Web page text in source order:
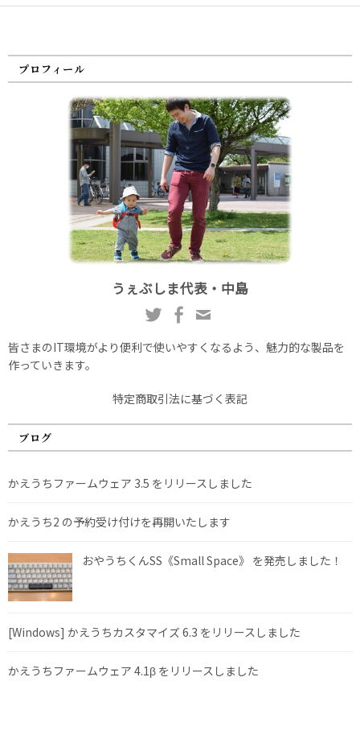
プロフィール
うぇぶしま代表・中島
皆さまのIT環境がより便利で使いやすくなるよう、魅力的な製品を
作っていきます。
特定商取引法に基づく表記
ブログ
かえうちファームウェア 3.5 をリリースしました
かえうち2 の予約受け付けを再開いたします
おやうちくんSS《Small Space》 を発売しました！
[Windows] かえうちカスタマイズ 6.3 をリリースしました
かえうちファームウェア 4.1β をリリースしました